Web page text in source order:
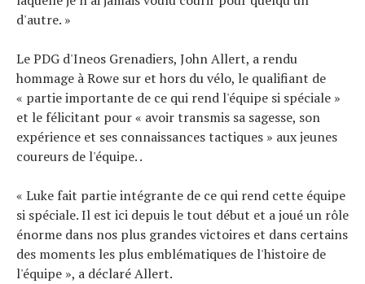
d'autre. »
Le PDG d'Ineos Grenadiers, John Allert, a rendu
hommage à Rowe sur et hors du vélo, le qualifiant de
« partie importante de ce qui rend l'équipe si spéciale »
et le félicitant pour « avoir transmis sa sagesse, son
expérience et ses connaissances tactiques » aux jeunes
coureurs de l'équipe. .
« Luke fait partie intégrante de ce qui rend cette équipe
si spéciale. Il est ici depuis le tout début et a joué un rôle
énorme dans nos plus grandes victoires et dans certains
des moments les plus emblématiques de l'histoire de
l'équipe », a déclaré Allert.